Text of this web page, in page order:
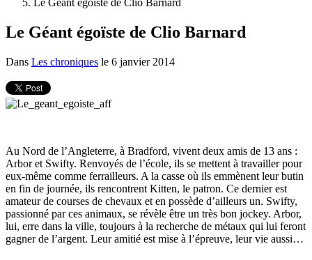
Le Géant égoïste de Clio Barnard
Le Géant égoïste de Clio Barnard
Dans Les chroniques le 6 janvier 2014
Au Nord de l’Angleterre, à Bradford, vivent deux amis de 13 ans :
Arbor et Swifty. Renvoyés de l’école, ils se mettent à travailler pour
eux-même comme ferrailleurs. A la casse où ils emmènent leur butin
en fin de journée, ils rencontrent Kitten, le patron. Ce dernier est
amateur de courses de chevaux et en possède d’ailleurs un. Swifty,
passionné par ces animaux, se révèle être un très bon jockey. Arbor,
lui, erre dans la ville, toujours à la recherche de métaux qui lui feront
gagner de l’argent. Leur amitié est mise à l’épreuve, leur vie aussi…